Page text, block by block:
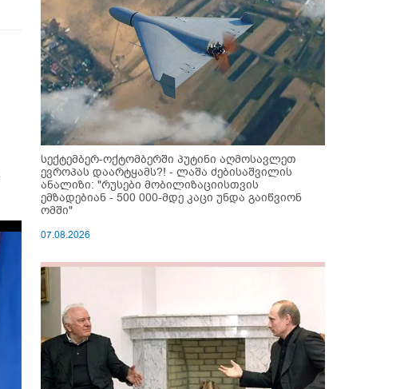
სექტემბერ-ოქტომბერში პუტინი აღმოსავლეთ
ევროპას დაარტყამს?! - ლაშა ძებისაშვილის
ანალიზი: "რუსები მობი­ლიზაციისთვის
ემზადებიან - 500 000-მდე კაცი უნდა გაიწვიონ
ომში"
07.08.2026